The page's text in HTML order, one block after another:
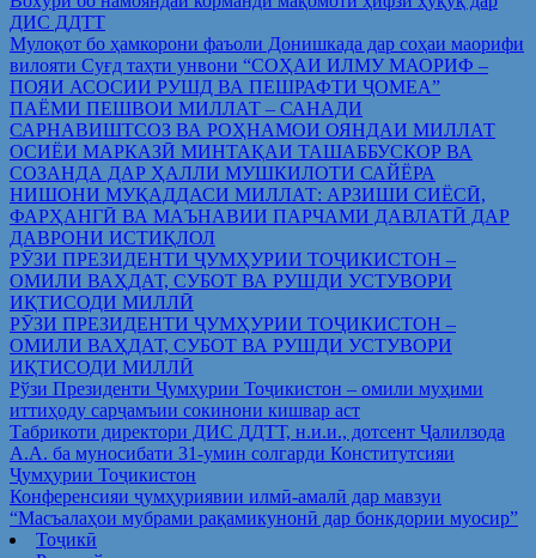
ДИС ДДТТ
Мулоқот бо ҳамкорони фаъоли Донишкада дар соҳаи маорифи
вилояти Суғд таҳти унвони “СОҲАИ ИЛМУ МАОРИФ –
ПОЯИ АСОСИИ РУШД ВА ПЕШРАФТИ ҶОМЕА”
ПАЁМИ ПЕШВОИ МИЛЛАТ – САНАДИ
САРНАВИШТСОЗ ВА РОҲНАМОИ ОЯНДАИ МИЛЛАТ
ОСИЁИ МАРКАЗӢ МИНТАҚАИ ТАШАББУСКОР ВА
СОЗАНДА ДАР ҲАЛЛИ МУШКИЛОТИ САЙЁРА
НИШОНИ МУҚАДДАСИ МИЛЛАТ: АРЗИШИ СИЁСӢ,
ФАРҲАНГӢ ВА МАЪНАВИИ ПАРЧАМИ ДАВЛАТӢ ДАР
ДАВРОНИ ИСТИҚЛОЛ
РӮЗИ ПРЕЗИДЕНТИ ҶУМҲУРИИ ТОҶИКИСТОН –
ОМИЛИ ВАҲДАТ, СУБОТ ВА РУШДИ УСТУВОРИ
ИҚТИСОДИ МИЛЛӢ
РӮЗИ ПРЕЗИДЕНТИ ҶУМҲУРИИ ТОҶИКИСТОН –
ОМИЛИ ВАҲДАТ, СУБОТ ВА РУШДИ УСТУВОРИ
ИҚТИСОДИ МИЛЛӢ
Рўзи Президенти Ҷумҳурии Тоҷикистон – омили муҳими
иттиҳоду сарҷамъии сокинони кишвар аст
Табрикоти директори ДИС ДДТТ, н.и.и., дотсент Ҷалилзода
А.А. ба муносибати 31-умин солгарди Конститутсияи
Ҷумҳурии Тоҷикистон
Конференсияи ҷумҳуриявии илмӣ-амалӣ дар мавзуи
“Масъалаҳои мубрами рақамикунонӣ дар бонкдории муосир”
Тоҷикӣ